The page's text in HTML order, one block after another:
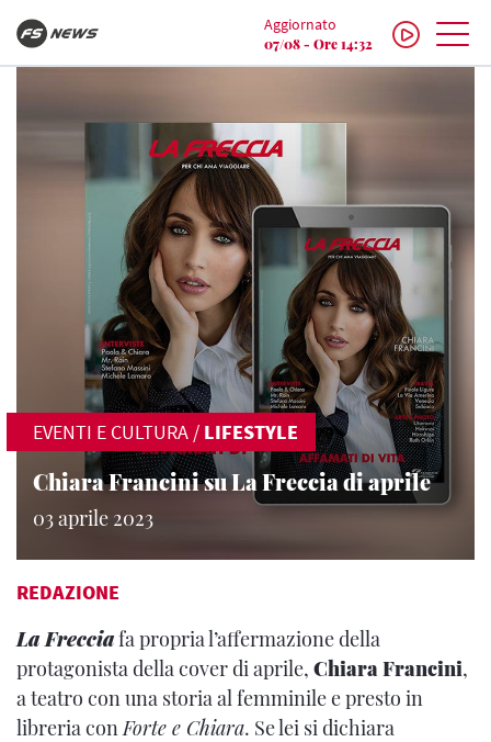
Aggiornato
07/08 - Ore 14:32
EVENTI E CULTURA / LIFESTYLE
Chiara Francini su La Freccia di aprile
03 aprile 2023
REDAZIONE
La Frecciafa propria l’affermazione della
protagonista della cover di aprile, Chiara Francini,
a teatro con una storia al femminile e presto in
libreria conForte e Chiara. Se lei si dichiara